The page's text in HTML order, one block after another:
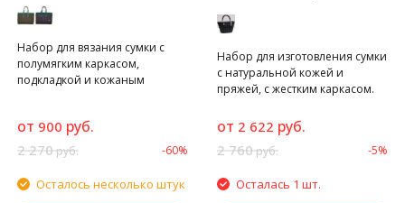
Набор для вязания сумки с
полумягким каркасом,
подкладкой и кожаным
от 900 руб.
2 270руб. -60%
Осталось несколько штук
Набор для изготовления сумки
с натуральной кожей и
пряжей, с жестким каркасом.
от 2 622 руб.
2 760руб. -5%
Осталась 1 шт.